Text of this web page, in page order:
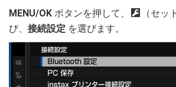
MENU/OK ボタンを押して、 D
（セッ
び、 接続設定 を選びます。